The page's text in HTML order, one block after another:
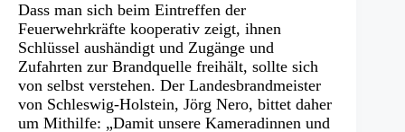
Dass man sich beim Eintreffen der
Feuerwehrkräfte kooperativ zeigt, ihnen
Schlüssel aushändigt und Zugänge und
Zufahrten zur Brandquelle freihält, sollte sich
von selbst verstehen. Der Landesbrandmeister
von Schleswig-Holstein, Jörg Nero, bittet daher
um Mithilfe: „Damit unsere Kameradinnen und